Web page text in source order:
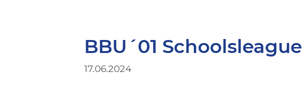
BBU´01 Schoolsleague
17.06.2024